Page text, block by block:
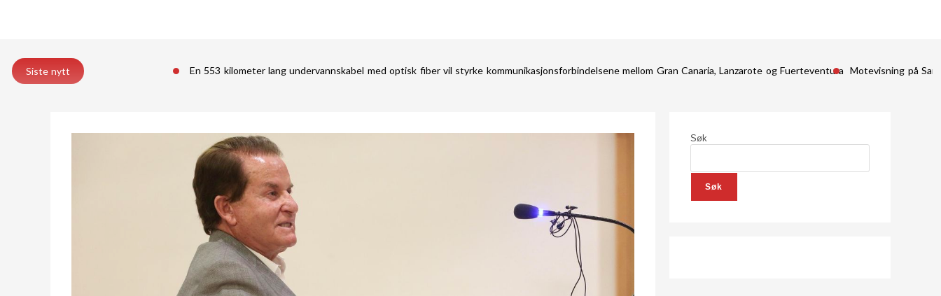
Siste nytt En 553 kilometer lang undervannskabel med optisk fiber vil styrke kommunikasjonsforbindelsene mellom Gran Canaria, Lanzarote og Fuerteventura Motevisning på
Søk
Søk